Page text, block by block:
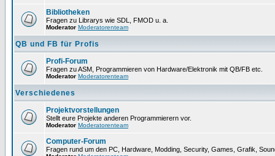
Bibliotheken
Fragen zu Librarys wie SDL, FMOD u. a.
Moderator Moderatorenteam
QB und FB für Profis
Profi-Forum
Fragen zu ASM, Programmieren von Hardware/Elektronik mit QB/FB etc.
Moderator Moderatorenteam
Verschiedenes
Projektvorstellungen
Stellt eure Projekte anderen Programmierern vor.
Moderator Moderatorenteam
Computer-Forum
Fragen rund um den PC, Hardware, Modding, Security, Games, Grafik,